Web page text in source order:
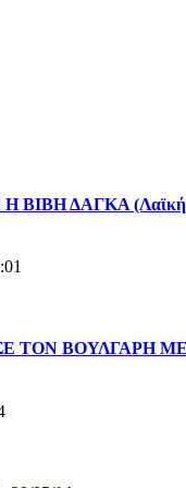
ΒΙΒΗ ΔΑΓΚΑ (Λαϊκή
ΤΟΝ ΒΟΥΛΓΑΡΗ ΜΕ